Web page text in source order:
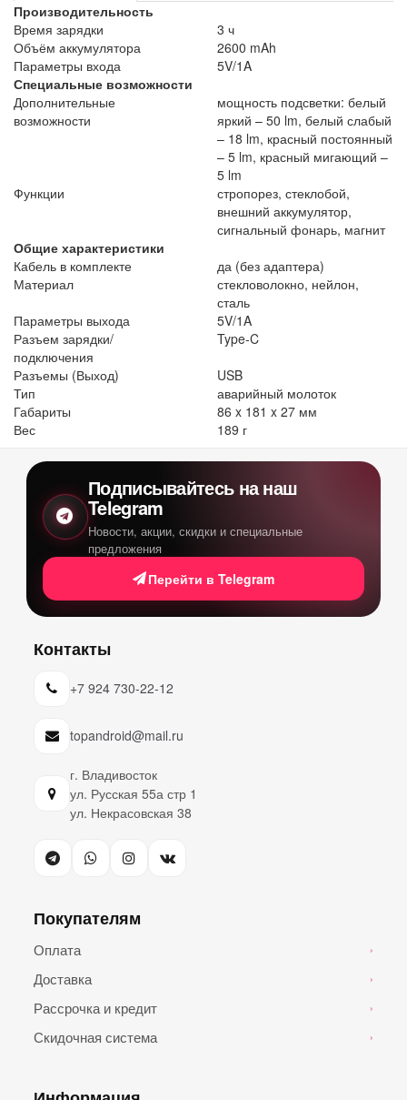
Производительность
Время зарядки
3 ч
Объём аккумулятора
2600 mAh
Параметры входа
5V/1A
Специальные возможности
Дополнительные
возможности
мощность подсветки: белый
яркий – 50 lm, белый слабый
– 18 lm, красный постоянный
– 5 lm, красный мигающий –
5 lm
Функции
стропорез, стеклобой,
внешний аккумулятор,
сигнальный фонарь, магнит
Общие характеристики
Кабель в комплекте
да (без адаптера)
Материал
стекловолокно, нейлон,
сталь
Параметры выхода
5V/1A
Разъем зарядки/
подключения
Type-C
Разъемы (Выход)
USB
Тип
аварийный молоток
Габариты
86 x 181 x 27 мм
Вес
189 г
Подписывайтесь на наш
Telegram
Новости, акции, скидки и специальные
предложения
Перейти в Telegram
Контакты
+7 924 730-22-12
topandroid@mail.ru
г. Владивосток
ул. Русская 55а стр 1
ул. Некрасовская 38
Покупателям
Оплата ›
Доставка ›
Рассрочка и кредит ›
Скидочная система ›